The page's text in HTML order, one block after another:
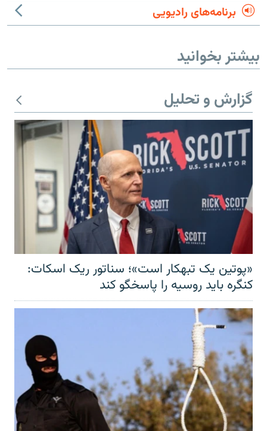
برنامه‌های رادیویی
بیشتر بخوانید
گزارش و تحلیل
«پوتین یک تبهکار است»؛ سناتور ریک اسکات:
کنگره باید روسیه را پاسخگو کند